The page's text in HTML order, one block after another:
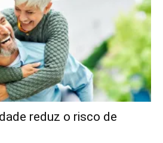
reduz o risco de